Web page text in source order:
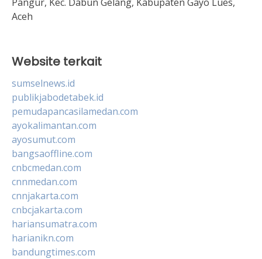
Aceh
Website terkait
sumselnews.id
publikjabodetabek.id
pemudapancasilamedan.com
ayokalimantan.com
ayosumut.com
bangsaoffline.com
cnbcmedan.com
cnnmedan.com
cnnjakarta.com
cnbcjakarta.com
hariansumatra.com
harianikn.com
bandungtimes.com